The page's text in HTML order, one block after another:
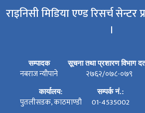
राइनिसी मिडिया एण्ड रिसर्च सेन्टर
।
सम्पादक
नबराज न्यौपाने
सूचना तथा प्रशारण विभाग
२७६२/०७८-०७९
कार्यालय:
पुतलीसडक, काठमाण्डौ
सम्पर्क नं.:
01-4535002